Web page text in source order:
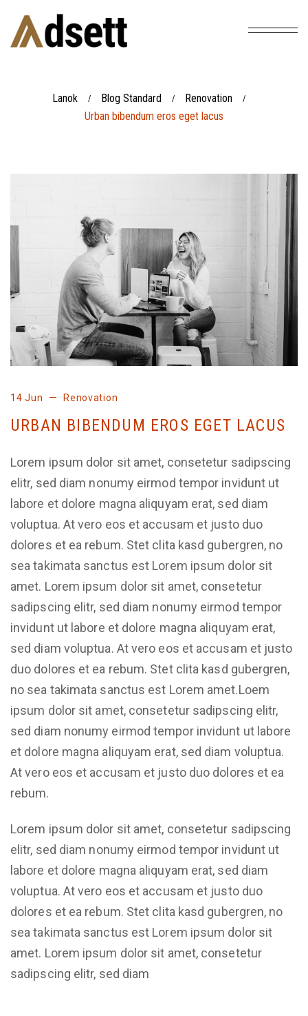
Lanok / Blog Standard / Renovation /
Urban bibendum eros eget lacus
14 Jun Renovation
URBAN BIBENDUM EROS EGET LACUS
Lorem ipsum dolor sit amet, consetetur sadipscing
elitr, sed diam nonumy eirmod tempor invidunt ut
labore et dolore magna aliquyam erat, sed diam
voluptua. At vero eos et accusam et justo duo
dolores et ea rebum. Stet clita kasd gubergren, no
sea takimata sanctus est Lorem ipsum dolor sit
amet. Lorem ipsum dolor sit amet, consetetur
sadipscing elitr, sed diam nonumy eirmod tempor
invidunt ut labore et dolore magna aliquyam erat,
sed diam voluptua. At vero eos et accusam et justo
duo dolores et ea rebum. Stet clita kasd gubergren,
no sea takimata sanctus est Lorem amet.Loem
ipsum dolor sit amet, consetetur sadipscing elitr,
sed diam nonumy eirmod tempor invidunt ut labore
et dolore magna aliquyam erat, sed diam voluptua.
At vero eos et accusam et justo duo dolores et ea
rebum.
Lorem ipsum dolor sit amet, consetetur sadipscing
elitr, sed diam nonumy eirmod tempor invidunt ut
labore et dolore magna aliquyam erat, sed diam
voluptua. At vero eos et accusam et justo duo
dolores et ea rebum. Stet clita kasd gubergren, no
sea takimata sanctus est Lorem ipsum dolor sit
amet. Lorem ipsum dolor sit amet, consetetur
sadipscing elitr, sed diam